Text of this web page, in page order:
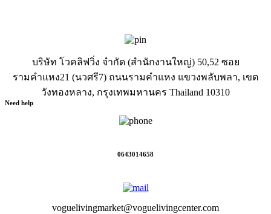
บริษัท โวคลิฟวิ่ง จำกัด (สำนักงานใหญ่) 50,52 ซอย
รามคำแหง21 (นวศรี7) ถนนรามคำแหง แขวงพลับพลา, เขต
วังทองหลาง, กรุงเทพมหานคร Thailand 10310
Need help
0643014658
voguelivingmarket@voguelivingcenter.com